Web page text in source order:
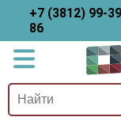
+7 (3812) 99-
86